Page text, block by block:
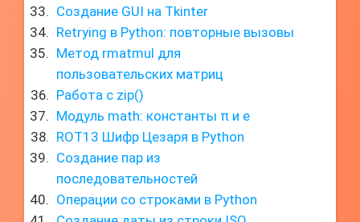
Создание GUI на Tkinter
Retrying в Python: повторные вызовы
Метод rmatmul для
пользовательских матриц
Работа с zip()
Модуль math: константы π и e
ROT13 Шифр Цезаря в Python
Создание пар из
последовательностей
Операции со строками в Python